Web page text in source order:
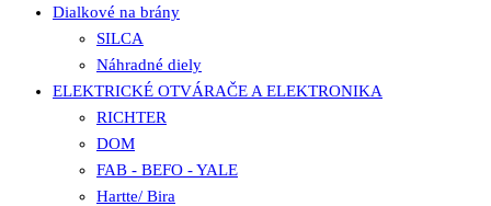
Dialkové na brány
SILCA
Náhradné diely
ELEKTRICKÉ OTVÁRAČE A ELEKTRONIKA
RICHTER
DOM
FAB - BEFO - YALE
Hartte/ Bira